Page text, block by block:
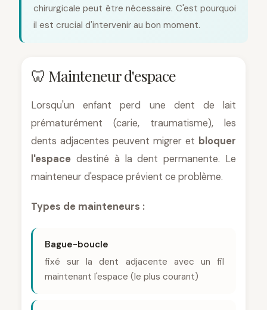
chirurgicale peut être nécessaire. C'est pourquoi
il est crucial d'intervenir au bon moment.
🦷 Mainteneur d'espace
Lorsqu'un enfant perd une dent de lait
prématurément (carie, traumatisme), les
dents adjacentes peuvent migrer et bloquer
l'espace destiné à la dent permanente. Le
mainteneur d'espace prévient ce problème.
Types de mainteneurs :
Bague-boucle
fixé sur la dent adjacente avec un fil
maintenant l'espace (le plus courant)